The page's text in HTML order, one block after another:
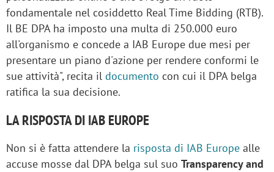
fondamentale nel cosiddetto Real Time Bidding (RTB).
Il BE DPA ha imposto una multa di 250.000 euro
all'organismo e concede a IAB Europe due mesi per
presentare un piano d'azione per rendere conformi le
sue attività", recita il documento con cui il DPA belga
ratifica la sua decisione.
LA RISPOSTA DI IAB EUROPE
Non si è fatta attendere la risposta di IAB Europe alle
accuse mosse dal DPA belga sul suo Transparency and